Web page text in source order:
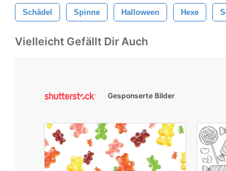
Schädel Spinne Halloween Hexe
Vielleicht Gefällt Dir Auch
Gesponserte Bilder